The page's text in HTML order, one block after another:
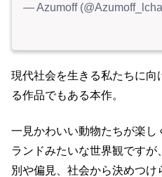
— Azumoff
現代社会を生きる私たちに
る作品でもある本作。
一見かわいい動物たちが楽
ランドみたいな世界観です
別や偏見、社会から決めつ